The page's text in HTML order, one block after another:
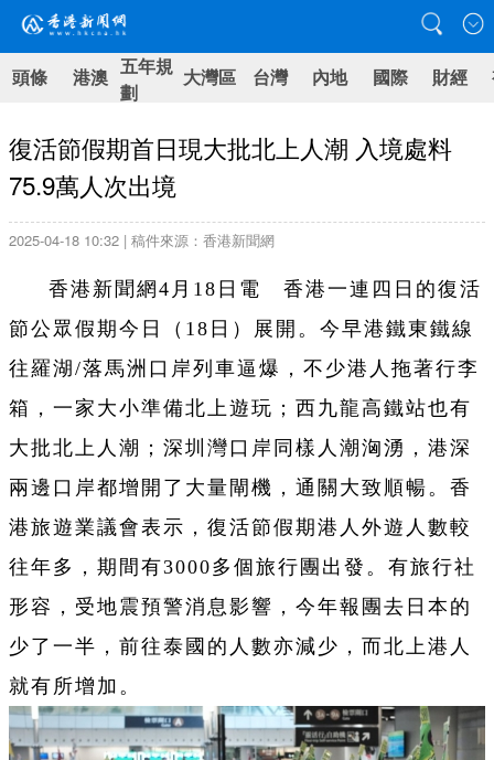
頭條 港澳 五年規
劃
大灣區 台灣 內地 國際 財經
復活節假期首日現大批北上人潮 入境處料
75.9萬人次出境
2025-04-18 10:32 | 稿件來源：香港新聞網
香港新聞網4月18日電 香港一連四日的復活
節公眾假期今日（18日）展開。今早港鐵東鐵線
往羅湖/落馬洲口岸列車逼爆，不少港人拖著行李
箱，一家大小準備北上遊玩；西九龍高鐵站也有
大批北上人潮；深圳灣口岸同樣人潮洶湧，港深
兩邊口岸都增開了大量閘機，通關大致順暢。香
港旅遊業議會表示，復活節假期港人外遊人數較
往年多，期間有3000多個旅行團出發。有旅行社
形容，受地震預警消息影響，今年報團去日本的
少了一半，前往泰國的人數亦減少，而北上港人
就有所增加。